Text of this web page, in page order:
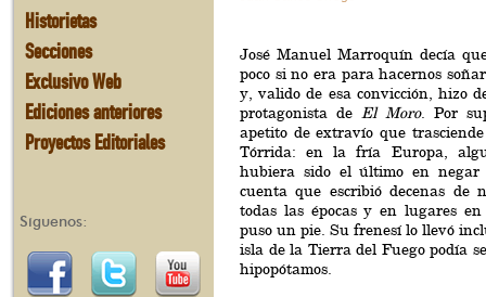
Historietas
Secciones
Exclusivo Web
Ediciones anteriores
Proyectos Editoriales
Síguenos:
José Manuel Marroquín decía
poco si no era para hacernos
y, valido de esa convicción, hizo
protagonista de El Moro. Por
apetito de extravío que
Tórrida: en la fría Europa,
hubiera sido el último en negar
cuenta que escribió decenas de
todas las épocas y en lugares
puso un pie. Su frenesí lo llevó
isla de la Tierra del Fuego podía
hipopótamos.